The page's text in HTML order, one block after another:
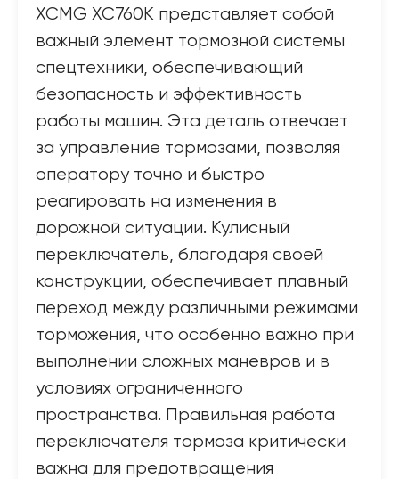
XCMG XC760K представляет собой
важный элемент тормозной системы
спецтехники, обеспечивающий
безопасность и эффективность
работы машин. Эта деталь отвечает
за управление тормозами, позволяя
оператору точно и быстро
реагировать на изменения в
дорожной ситуации. Кулисный
переключатель, благодаря своей
конструкции, обеспечивает плавный
переход между различными режимами
торможения, что особенно важно при
выполнении сложных маневров и в
условиях ограниченного
пространства. Правильная работа
переключателя тормоза критически
важна для предотвращения